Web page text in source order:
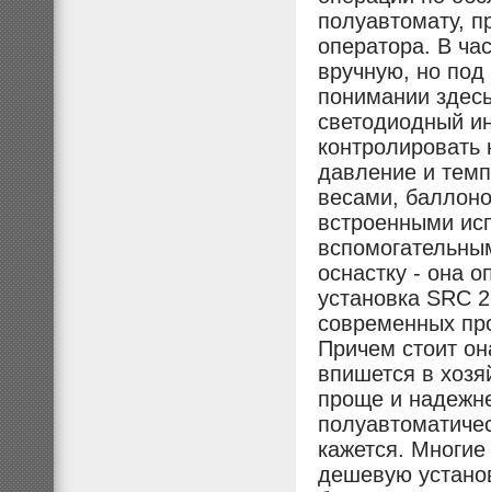
полуавтомату,
оператора. В
вручную, но
понимании
светодиодный
контролировать
давление и
весами,
встроенными
оснастку - она
установка SRC
современных
Причем стоит
впишется в
проще и
кажется.
дешевую